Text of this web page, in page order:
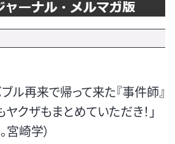
ル再来で帰って来た『事件師』
クザもまとめていただき！」
宮崎学）